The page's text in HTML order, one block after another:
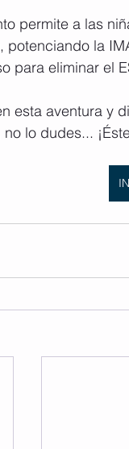
permite a las
potenciando la
para eliminar el
esta aventura y
lo dudes...